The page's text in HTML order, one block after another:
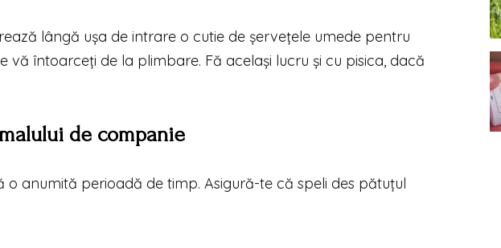
lângă ușa de intrare o cutie de șervețele umede pentru
vă întoarceți de la plimbare. Fă același lucru și cu pisica, dacă
de companie
anumită perioadă de timp. Asigură-te că speli des pătuțul